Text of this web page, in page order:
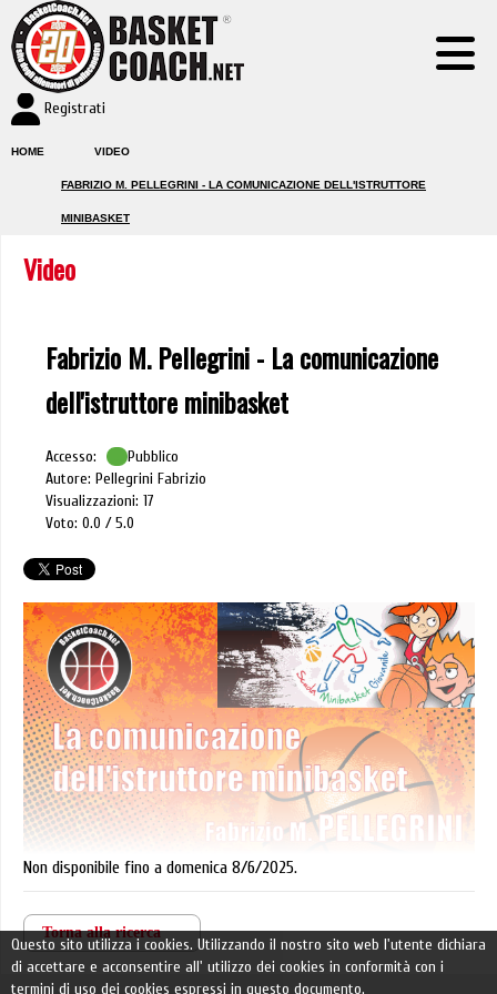
Registrati
HOME VIDEO
FABRIZIO M. PELLEGRINI - LA COMUNICAZIONE DELL'ISTRUTTORE
MINIBASKET
Video
Fabrizio M. Pellegrini - La comunicazione
dell'istruttore minibasket
Accesso:
Pubblico
Autore: Pellegrini Fabrizio
Visualizzazioni: 17
Voto: 0.0
5.0
Non disponibile fino a domenica 8/6/2025.
Torna alla ricerca
Questo sito utilizza i cookies. Utilizzando il nostro sito web l'utente dichiara
di accettare e acconsentire all' utilizzo dei cookies in conformità con i
termini di uso dei cookies espressi in questo documento.